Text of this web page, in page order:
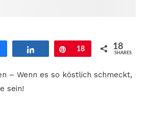
Pin
18 18
SHARES
– Wenn es so köstlich schmeckt,
sein!